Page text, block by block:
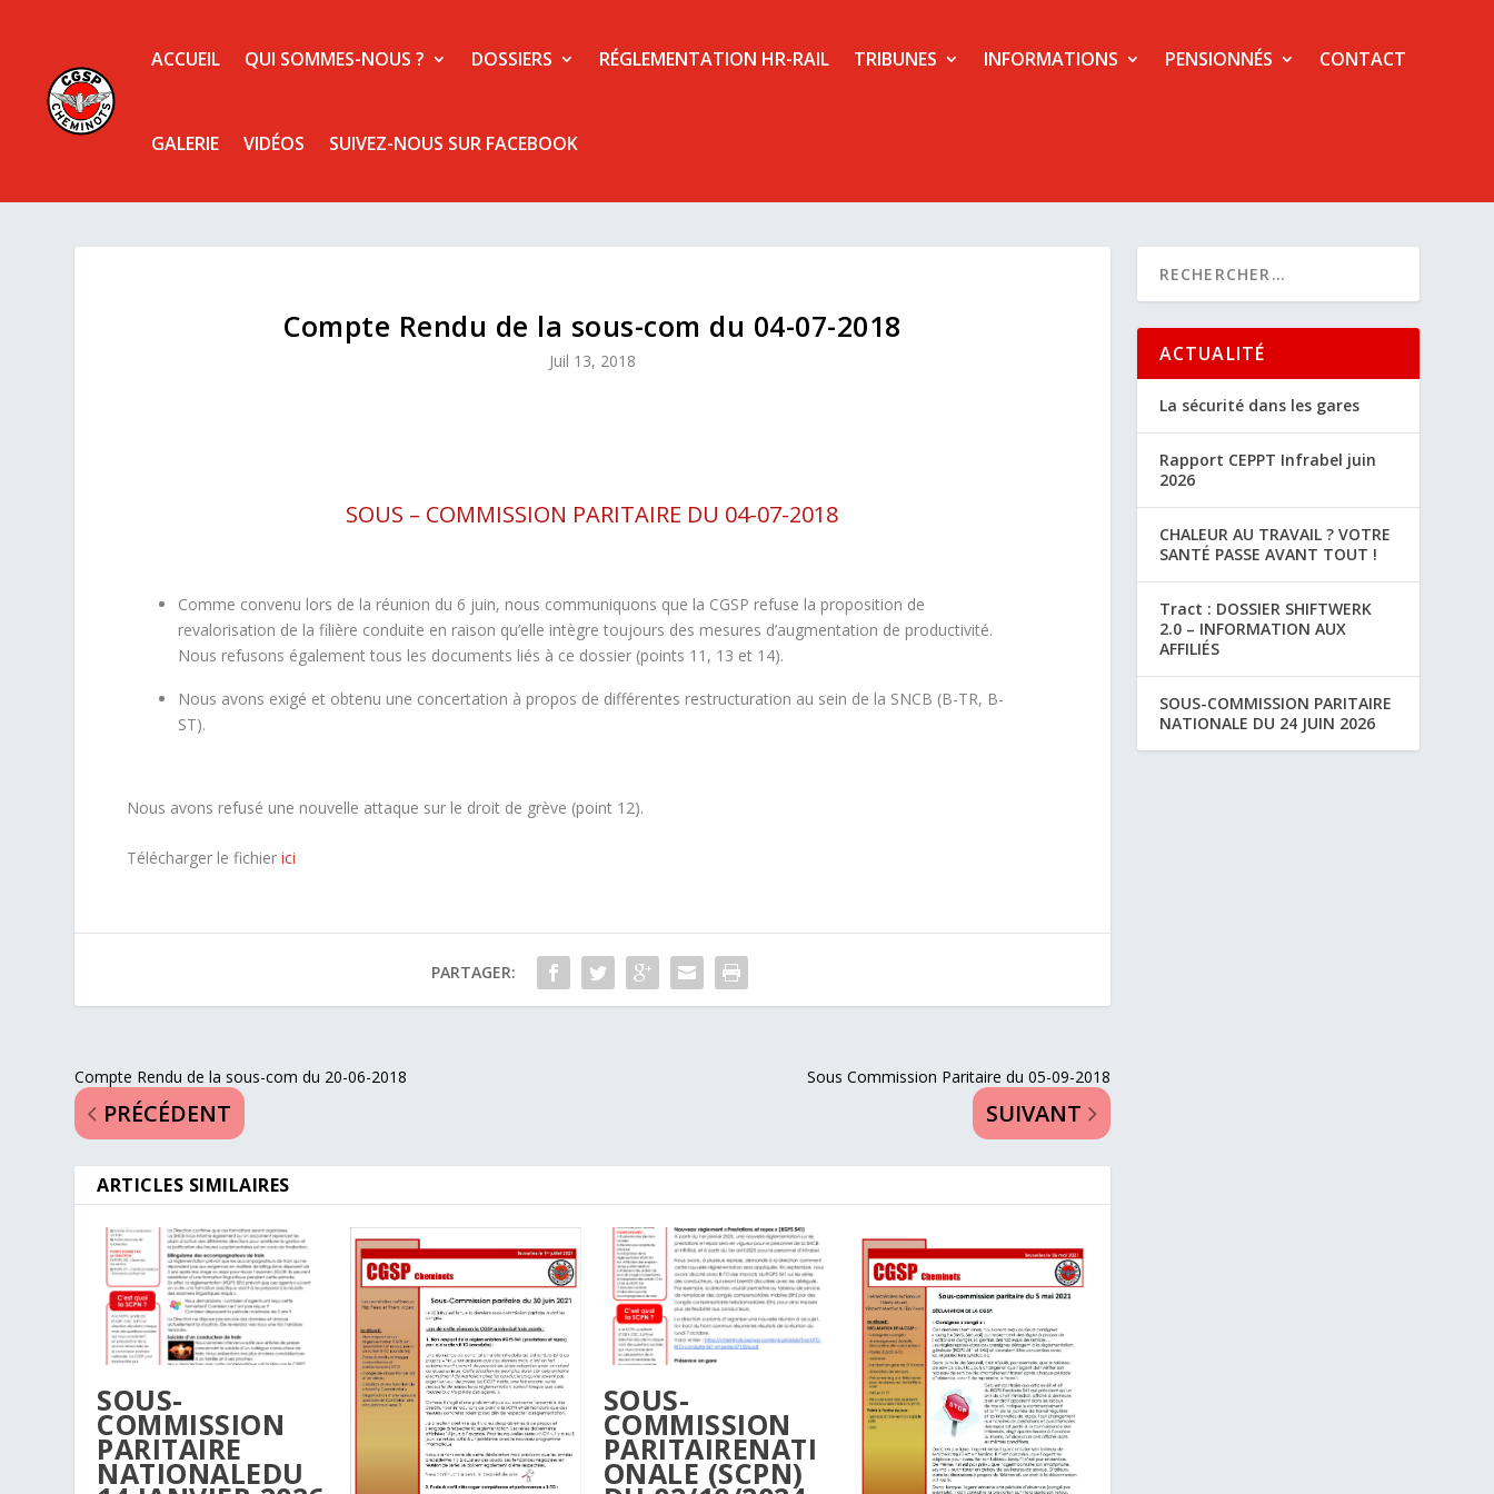
ACCUEIL QUI SOMMES-NOUS ? DOSSIERS RÉGLEMENTATION HR-RAIL TRIBUNES INFORMATIONS PENSIONNÉS CONTACT
GALERIE VIDÉOS SUIVEZ-NOUS SUR FACEBOOK
Compte Rendu de la sous-com du 04-07-2018
Juil 13, 2018
SOUS – COMMISSION PARITAIRE DU 04-07-2018
Comme convenu lors de la réunion du 6 juin, nous communiquons que la CGSP refuse la proposition de
revalorisation de la filière conduite en raison qu’elle intègre toujours des mesures d’augmentation de productivité.
Nous refusons également tous les documents liés à ce dossier (points 11, 13 et 14).
Nous avons exigé et obtenu une concertation à propos de différentes restructuration au sein de la SNCB (B-TR, B-
ST).
Nous avons refusé une nouvelle attaque sur le droit de grève (point 12).
Télécharger le fichier ici
PARTAGER:
Compte Rendu de la sous-com du 20-06-2018
PRÉCÉDENT
Sous Commission Paritaire du 05-09-2018
SUIVANT
ARTICLES SIMILAIRES
SOUS-
COMMISSION
PARITAIRE
NATIONALEDU
SOUS-
COMMISSION
PARITAIRENATI
ONALE (SCPN)
ACTUALITÉ
La sécurité dans les gares
Rapport CEPPT Infrabel juin
2026
CHALEUR AU TRAVAIL ? VOTRE
SANTÉ PASSE AVANT TOUT !
Tract : DOSSIER SHIFTWERK
2.0 – INFORMATION AUX
AFFILIÉS
SOUS-COMMISSION PARITAIRE
NATIONALE DU 24 JUIN 2026